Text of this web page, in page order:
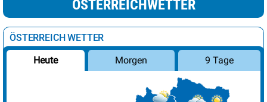
ÖSTERREICHWETTER
ÖSTERREICH WETTER
Heute Morgen 9 Tage